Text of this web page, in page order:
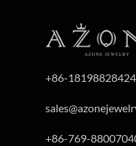
+86-18198828424
+86-769-